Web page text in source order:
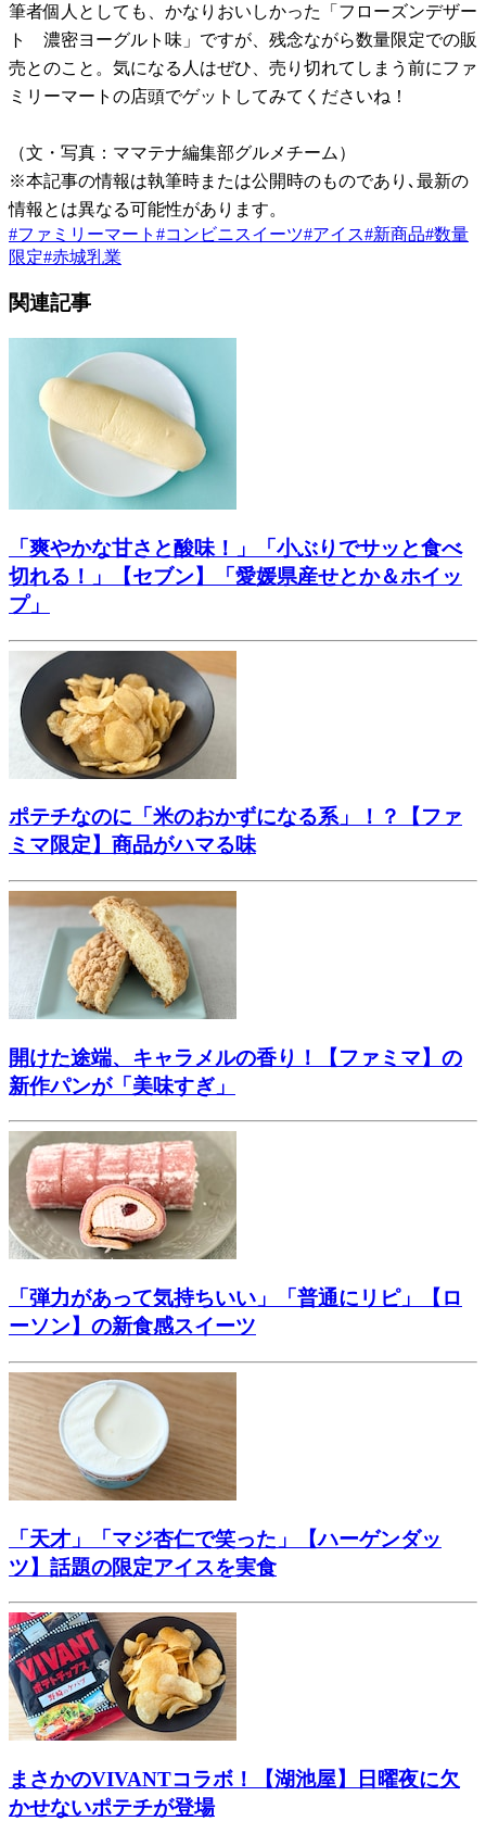
筆者個人としても、かなりおいしかった「フローズンデザー
ト 濃密ヨーグルト味」ですが、残念ながら数量限定での販
売とのこと。気になる人はぜひ、売り切れてしまう前にファ
ミリーマートの店頭でゲットしてみてくださいね！
（文・写真：ママテナ編集部グルメチーム）
※本記事の情報は執筆時または公開時のものであり､最新の
情報とは異なる可能性があります。
#ファミリーマート #コンビニスイーツ#アイス#新商品#数量
限定#赤城乳業
関連記事
「爽やかな甘さと酸味！」「小ぶりでサッと食べ
切れる！」【セブン】「愛媛県産せとか＆ホイッ
プ」
ポテチなのに「米のおかずになる系」！？【ファ
ミマ限定】商品がハマる味
開けた途端、キャラメルの香り！【ファミマ】の
新作パンが「美味すぎ」
「弾力があって気持ちいい」「普通にリピ」【ロ
ーソン】の新食感スイーツ
「天才」「マジ杏仁で笑った」【ハーゲンダッ
ツ】話題の限定アイスを実食
まさかのVIVANTコラボ！【湖池屋】日曜夜に欠
かせないポテチが登場